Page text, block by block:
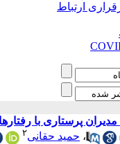
ارتباط
پرستاری با
، حمید حقانی۲